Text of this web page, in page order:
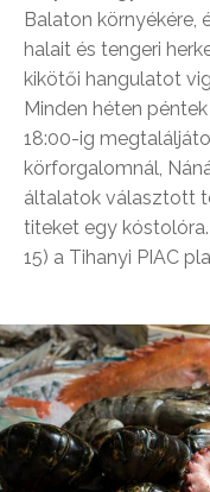
Balaton környékére,
halait és tengeri
kikötői hangulatot
Minden héten
18:00-ig
körforgalomnál,
általatok választott
titeket egy
15) a Tihanyi PIAC